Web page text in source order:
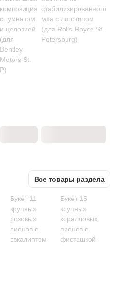
композиция
с гумнатом
и целозией
(для
Bentley
Motors St.
P)
стабилизированного
мха с логотипом
(для Rolls-Royce St.
Petersburg)
Все товары раздела
Букет 11
крупных
розовых
пионов с
эвкалиптом
Букет 15
крупных
коралловых
пионов с
фисташкой